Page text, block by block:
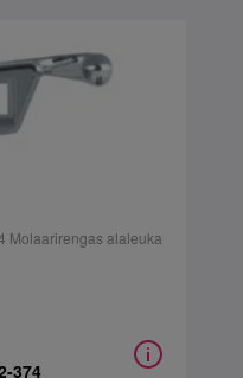
Molaarirengas alaleuka
374